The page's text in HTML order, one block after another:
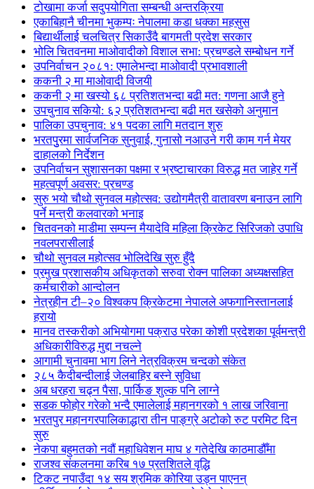
टोखामा कर्जा सदुपयोगिता सम्बन्धी अन्तरक्रिया
एकाबिहानै चीनमा भुकम्पः नेपालमा कडा धक्का महसुस
बिद्यार्थीलाई चलचित्र सिकाउँदै बागमती प्रदेश सरकार
भोलि चितवनमा माओवादीको विशाल सभा: प्रचण्डले सम्बोधन गर्ने
उपनिर्वाचन २०८१: एमालेभन्दा माओवादी प्रभावशाली
ककनी २ मा माओवादी विजयी
ककनी २ मा खस्यो ६८ प्रतिशतभन्दा बढी मत: गणना आजै हुने
उपचुनाव सकियो: ६२ प्रतिशतभन्दा बढी मत खसेको अनुमान
पालिका उपचुनाव: ४१ पदका लागि मतदान शुरु
भरतपुुरमा सार्वजनिक सुनुवाई, गुनासो नआउने गरी काम गर्न मेयर
दाहालको निर्देशन
उपनिर्वाचन सुशासनका पक्षमा र भ्रष्टाचारका विरुद्ध मत जाहेर गर्ने
महत्वपूर्ण अवसर: प्रचण्ड
सुरु भयो चौथो सुनवल महोत्सव: उद्योगमैत्री वातावरण बनाउन लागि
पर्ने मन्त्री कलवारको भनाइ
चितवनको माडीमा सम्पन्न मैयादेवि महिला क्रिकेट सिरिजको उपाधि
नवलपरासीलाई
चौथो सुनवल महोत्सव भोलिदेखि सुरु हुँदै
प्रमुख प्रशासकीय अधिकृतको सरुवा रोक्न पालिका अध्यक्षसहित
कर्मचारीको आन्दोलन
नेत्रहीन टी–२० विश्वकप क्रिकेटमा नेपालले अफगानिस्तानलाई
हरायो
मानव तस्करीको अभियोगमा पक्राउ परेका कोशी प्रदेशका पूर्वमन्त्री
अधिकारीविरुद्ध मुद्दा नचल्ने
आगामी चुनावमा भाग लिने नेत्रविक्रम चन्दको संकेत
२८५ कैदीबन्दीलाई जेलबाहिर बस्ने सुविधा
अब धरहरा चढ्न पैसा, पार्किङ शुल्क पनि लाग्ने
सडक फोहोर गरेको भन्दै एमालेलाई महानगरको १ लाख जरिवाना
भरतपुर महानगरपालिकाद्धारा तीन पाङ्ग्रे अटोको रुट परमिट दिन
सुरु
नेकपा बहुमतको नवौं महाधिवेशन माघ ४ गतेदेखि काठमाडौँमा
राजश्व संकलनमा करिब १७ प्रतशितले वृद्धि
टिकट नपाउँदा १४ सय श्रमिक कोरिया उड्न पाएनन्